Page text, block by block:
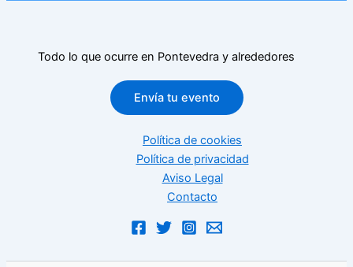
Todo lo que ocurre en Pontevedra y alrededores
Envía tu evento
Política de cookies
Política de privacidad
Aviso Legal
Contacto